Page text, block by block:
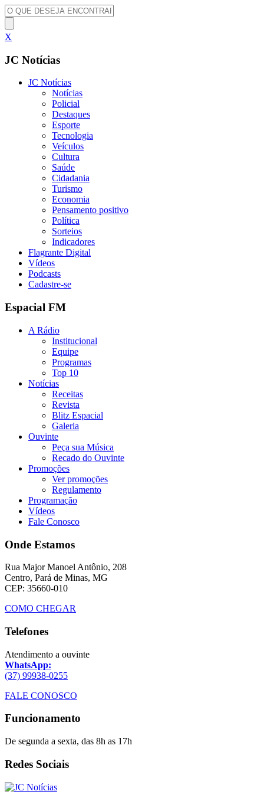
X
JC Notícias
JC Notícias
Notícias
Policial
Destaques
Esporte
Tecnologia
Veículos
Cultura
Saúde
Cidadania
Turismo
Economia
Pensamento positivo
Política
Sorteios
Indicadores
Flagrante Digital
Vídeos
Podcasts
Cadastre-se
Espacial FM
A Rádio
Institucional
Equipe
Programas
Top 10
Notícias
Receitas
Revista
Blitz Espacial
Galeria
Ouvinte
Peça sua Música
Recado do Ouvinte
Promoções
Ver promoções
Regulamento
Programação
Vídeos
Fale Conosco
Onde Estamos
Rua Major Manoel Antônio, 208
Centro, Pará de Minas, MG
CEP: 35660-010
COMO CHEGAR
Telefones
Atendimento a ouvinte
WhatsApp:
(37) 99938-0255
FALE CONOSCO
Funcionamento
De segunda a sexta, das 8h as 17h
Redes Sociais